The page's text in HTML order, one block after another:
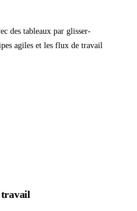
des tableaux par glisser-
agiles et les flux de travail
travail